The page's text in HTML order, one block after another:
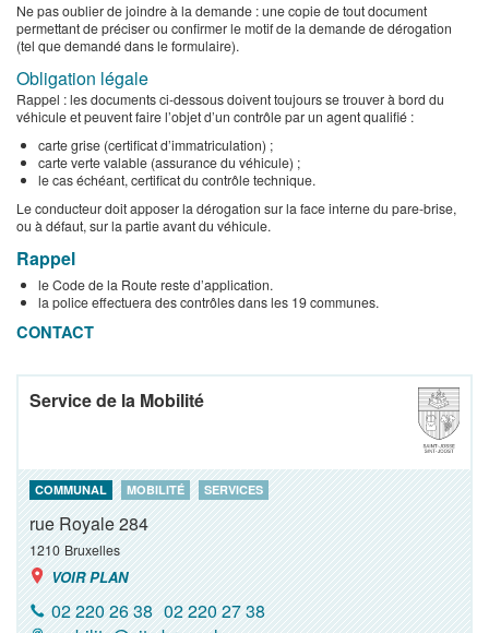
Ne pas oublier de joindre à la demande : une copie de tout document
permettant de préciser ou confirmer le motif de la demande de dérogation
(tel que demandé dans le formulaire).
Obligation légale
Rappel : les documents ci-dessous doivent toujours se trouver à bord du
véhicule et peuvent faire l’objet d’un contrôle par un agent qualifié :
carte grise (certificat d’immatriculation) ;
carte verte valable (assurance du véhicule) ;
le cas échéant, certificat du contrôle technique.
Le conducteur doit apposer la dérogation sur la face interne du pare-brise,
ou à défaut, sur la partie avant du véhicule.
Rappel
le Code de la Route reste d’application.
la police effectuera des contrôles dans les 19 communes.
CONTACT
Service de la Mobilité
COMMUNAL MOBILITÉ SERVICES
rue Royale 284
1210 Bruxelles
VOIR PLAN
02 220 26 38 02 220 27 38